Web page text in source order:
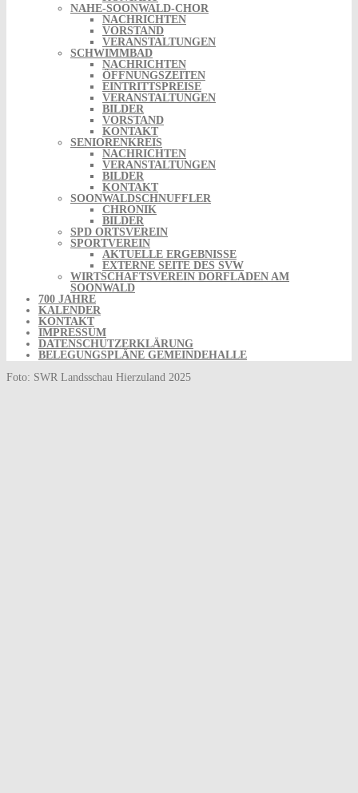
NAHE-SOONWALD-CHOR
NACHRICHTEN
VORSTAND
VERANSTALTUNGEN
SCHWIMMBAD
NACHRICHTEN
ÖFFNUNGSZEITEN
EINTRITTSPREISE
VERANSTALTUNGEN
BILDER
VORSTAND
KONTAKT
SENIORENKREIS
NACHRICHTEN
VERANSTALTUNGEN
BILDER
KONTAKT
SOONWALDSCHNUFFLER
CHRONIK
BILDER
SPD ORTSVEREIN
SPORTVEREIN
AKTUELLE ERGEBNISSE
EXTERNE SEITE DES SVW
WIRTSCHAFTSVEREIN DORFLADEN AM
SOONWALD
700 JAHRE
KALENDER
KONTAKT
IMPRESSUM
DATENSCHUTZERKLÄRUNG
BELEGUNGSPLÄNE GEMEINDEHALLE